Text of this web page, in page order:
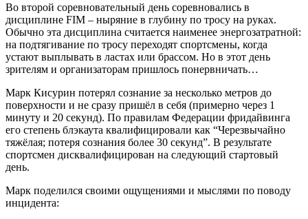
Во второй соревновательный день соревновались в
дисциплине FIM – ныряние в глубину по тросу на руках.
Обычно эта дисциплина считается наименее энергозатратной:
на подтягивание по тросу переходят спортсмены, когда
устают выплывать в ластах или брассом. Но в этот день
зрителям и организаторам пришлось понервничать…
Марк Кисурин потерял сознание за несколько метров до
поверхности и не сразу пришёл в себя (примерно через 1
минуту и 20 секунд). По правилам Федерации фридайвинга
его степень блэкаута квалифицировали как “Черезвычайно
тяжёлая; потеря сознания более 30 секунд”. В результате
спортсмен дисквалифицирован на следующий стартовый
день.
Марк поделился своими ощущениями и мыслями по поводу
инцидента: